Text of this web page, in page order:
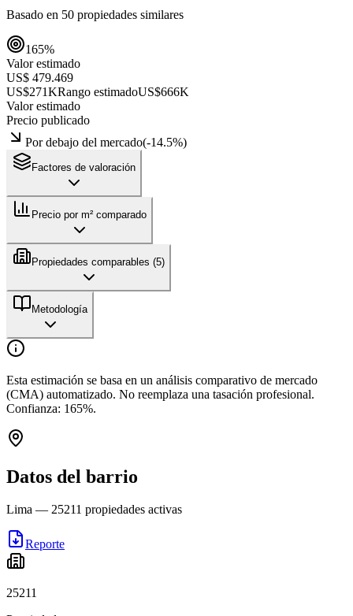
Basado en 50 propiedades similares
165%
Valor estimado
US$ 479.469
US$271KRango estimadoUS$666K
Valor estimado
Precio publicado
Por debajo del mercado(-14.5%)
Factores de valoración
Precio por m² comparado
Propiedades comparables (5)
Metodología
Esta estimación se basa en un análisis comparativo de mercado
(CMA) automatizado. No reemplaza una tasación profesional.
Confianza: 165%.
Datos del barrio
Lima — 25211 propiedades activas
Reporte
25211